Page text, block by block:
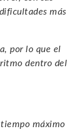
más
por lo que el
dentro del
máximo